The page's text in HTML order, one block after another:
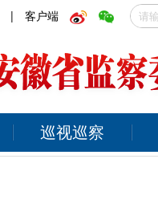
| 客户端
巡视巡察